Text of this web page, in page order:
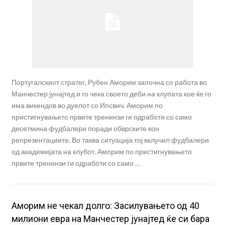
Португалскиот стратег, Рубен Аморим започна со работа во
Манчестер јунајтед и го чека своето деби на клупата кое ќе го
има викендов во дуелот со Ипсвич. Аморим по
пристигнувањето првите тренинзи ги одработи со само
десетмина фудбалери поради обврските кон
репрезентациите. Во таква ситуација тој вклучил фудбалери
од академијата на клубот. Аморим по пристигнувањето
првите тренинзи ги одработи со само …
Aморим не чекал долго: Засилувањето од 40
милиони евра на Манчестер јунајтед ќе си бара